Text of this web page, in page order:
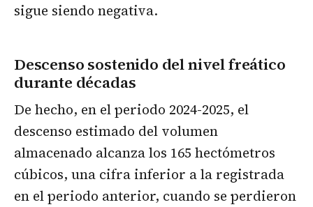
sigue siendo negativa.
Descenso sostenido del nivel freático
durante décadas
De hecho, en el periodo 2024-2025, el
descenso estimado del volumen
almacenado alcanza los 165 hectómetros
cúbicos, una cifra inferior a la registrada
en el periodo anterior, cuando se perdieron